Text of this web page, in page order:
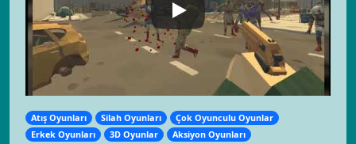
Atış Oyunları Silah Oyunları
Çok Oyunculu Oyunlar
Erkek Oyunları
3D Oyunlar
Aksiyon Oyunları